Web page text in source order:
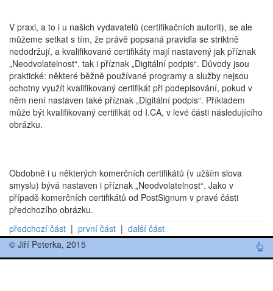
V praxi, a to i u našich vydavatelů (certifikačních autorit), se ale
můžeme setkat s tím, že právě popsaná pravidla se striktně
nedodržují, a kvalifikované certifikáty mají nastavený jak příznak
„Neodvolatelnost“, tak i příznak „Digitální podpis“. Důvody jsou
praktické: některé běžně používané programy a služby nejsou
ochotny využít kvalifikovaný certifikát při podepisování, pokud v
něm není nastaven také příznak „Digitální podpis“. Příkladem
může být kvalifikovaný certifikát od I.CA, v levé části následujícího
obrázku.
Obdobně i u některých komerčních certifikátů (v užším slova
smyslu) bývá nastaven i příznak „Neodvolatelnost“. Jako v
případě komerčních certifikátů od PostSignum v pravé části
předchozího obrázku.
předchozí část | první část | další část
© Jiří Peterka, 2015